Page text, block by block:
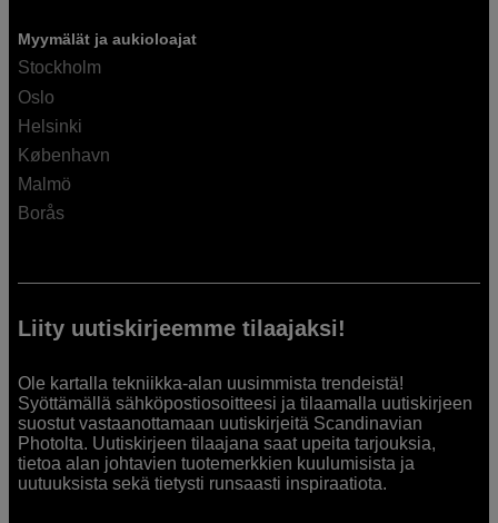
Myymälät ja aukioloajat
Stockholm
Oslo
Helsinki
København
Malmö
Borås
Liity uutiskirjeemme tilaajaksi!
Ole kartalla tekniikka-alan uusimmista trendeistä!
Syöttämällä sähköpostiosoitteesi ja tilaamalla uutiskirjeen
suostut vastaanottamaan uutiskirjeitä Scandinavian
Photolta. Uutiskirjeen tilaajana saat upeita tarjouksia,
tietoa alan johtavien tuotemerkkien kuulumisista ja
uutuuksista sekä tietysti runsaasti inspiraatiota.